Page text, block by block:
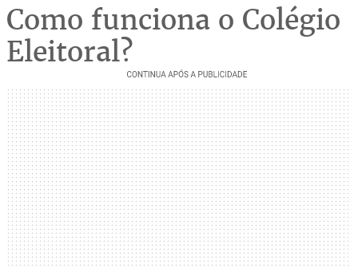
Como funciona o Colégio
Eleitoral?